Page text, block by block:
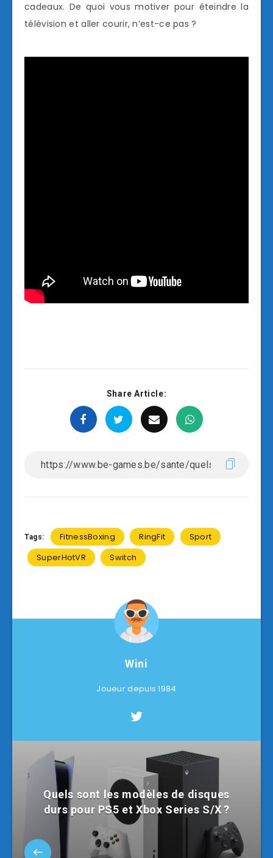
cadeaux. De quoi vous motiver pour éteindre la
télévision et aller courir, n’est-ce pas ?
Share Article:
Tags: FitnessBoxing RingFit
Sport
SuperHotVR
Switch
Wini
Joueur depuis 1984
Quels sont les modèles de disques
durs pour PS5 et Xbox Series S/X ?